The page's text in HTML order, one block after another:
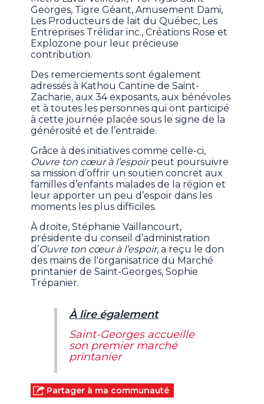
Georges, Tigre Géant, Amusement Dami,
Les Producteurs de lait du Québec, Les
Entreprises Trélidar inc., Créations Rose et
Explozone pour leur précieuse
contribution.
Des remerciements sont également
adressés à Kathou Cantine de Saint-
Zacharie, aux 34 exposants, aux bénévoles
et à toutes les personnes qui ont participé
à cette journée placée sous le signe de la
générosité et de l’entraide.
Grâce à des initiatives comme celle-ci,
Ouvre ton cœur à l’espoirpeut poursuivre
sa mission d’offrir un soutien concret aux
familles d’enfants malades de la région et
leur apporter un peu d’espoir dans les
moments les plus difficiles.
À droite, Stéphanie Vaillancourt,
présidente du conseil d’administration
d’Ouvre ton cœur à l’espoir, a reçu le don
des mains de l'organisatrice du Marché
printanier de Saint-Georges, Sophie
Trépanier.
À lire également
Saint-Georges accueille
son premier marché
printanier
Partager à ma communauté